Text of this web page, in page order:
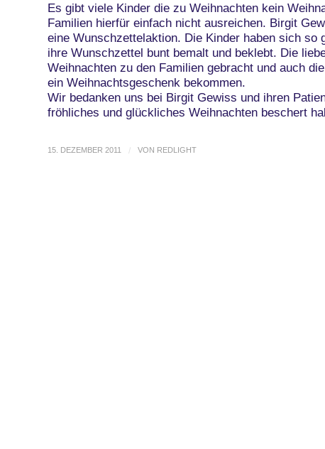
Es gibt viele Kinder die zu Weihnachten kein
Familien hierfür einfach nicht ausreichen. Birgit
eine Wunschzettelaktion. Die Kinder haben sich
ihre Wunschzettel bunt bemalt und beklebt. Die
Weihnachten zu den Familien gebracht und auch
ein Weihnachtsgeschenk bekommen.
Wir bedanken uns bei Birgit Gewiss und ihren
fröhliches und glückliches Weihnachten beschert
15. DEZEMBER 2011 / VON REDLIGHT